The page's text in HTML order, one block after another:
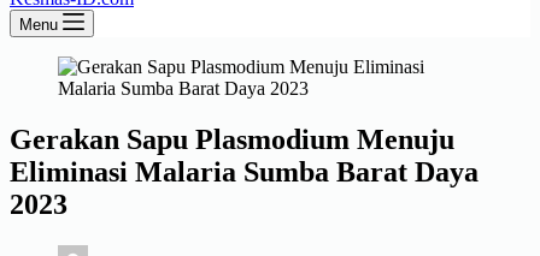
Menu
Gerakan Sapu Plasmodium Menuju
Eliminasi Malaria Sumba Barat Daya
2023